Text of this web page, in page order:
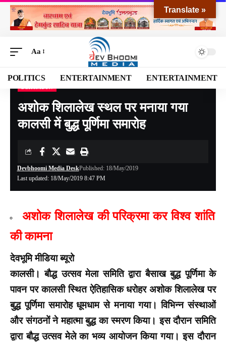
Aa
POLITICS ENTERTAINMENT ENTERTAINMENT
Devbhoomi Media>Blog>NATIONAL>UTTARAKHAND> DEHRADUN
अशोक शिलालेख स्थल पर मनाया गया
कालसी में बुद्ध पूर्णिमा समारोह
Last updated: 18/May/2019 8:47 PM
Devbhoomi Media DeskPublished: 18/May/2019
अशोक शिलालेख की परिक्रमा कर विश्व शांति
की कामना
देवभूमि मीडिया ब्यूरो
कालसी। बौद्ध उत्सव मेला समिति द्वारा बैसाख बुद्ध पूर्णिमा के
पावन पर कालसी स्थित ऐतिहासिक धरोहर अशोक शिलालेख पर
बुद्ध पूर्णिमा समारोह धूमधाम से मनाया गया। विभिन्न संस्थाओं
और संगठनों ने महात्मा बुद्ध का स्मरण किया। इस दौरान समिति
द्वारा बौद्ध उत्सव मेले का भव्य आयोजन किया गया। इस दौरान
Translate »